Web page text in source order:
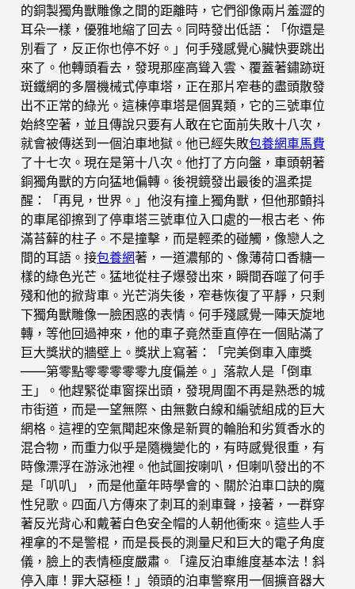
的銅製獨角獸雕像之間的距離時，它們卻像兩片羞澀的
耳朵一樣，優雅地縮了回去。同時發出低語：「你還是
別看了，反正你也停不好。」何手殘感覺心臟快要跳出
來了。他轉頭看去，發現那座高聳入雲、覆蓋著鏽跡斑
斑鐵網的多層機械式停車塔，正在那片窄巷的盡頭散發
出不正常的綠光。這棟停車塔是個異類，它的三號車位
始終空著，並且傳說只要有人敢在它面前失敗十八次，
就會被傳送到一個泊車地獄。他已經失敗包養網車馬費
了十七次。現在是第十八次。他打了方向盤，車頭朝著
銅獨角獸的方向猛地偏轉。後視鏡發出最後的溫柔提
醒：「再見，世界。」他沒有撞上獨角獸，但他那顫抖
的車尾卻擦到了停車塔三號車位入口處的一根古老、佈
滿苔蘚的柱子。不是撞擊，而是輕柔的碰觸，像戀人之
間的耳語。接包養網著，一道濃郁的、像薄荷口香糖一
樣的綠色光芒。猛地從柱子爆發出來，瞬間吞噬了何手
殘和他的掀背車。光芒消失後，窄巷恢復了平靜，只剩
下獨角獸雕像一臉困惑的表情。何手殘感覺一陣天旋地
轉，等他回過神來，他的車子竟然垂直停在一個貼滿了
巨大獎狀的牆壁上。獎狀上寫著：「完美倒車入庫獎
——第零點零零零零零九度偏差。」落款人是「倒車
王」。他趕緊從車窗探出頭，發現周圍不再是熟悉的城
市街道，而是一望無際、由無數白線和編號組成的巨大
網格。這裡的空氣聞起來像是新買的輪胎和劣質香水的
混合物，而重力似乎是隨機變化的，有時感覺很重，有
時像漂浮在游泳池裡。他試圖按喇叭，但喇叭發出的不
是「叭叭」，而是他童年時學會的、關於泊車口訣的魔
性兒歌。四面八方傳來了刺耳的剎車聲，接著，一群穿
著反光背心和戴著白色安全帽的人朝他衝來。這些人手
裡拿的不是警棍，而是長長的測量尺和巨大的電子角度
儀，臉上的表情極度嚴肅。「違反泊車維度基本法！斜
停入庫！罪大惡極！」領頭的泊車警察用一個擴音器大